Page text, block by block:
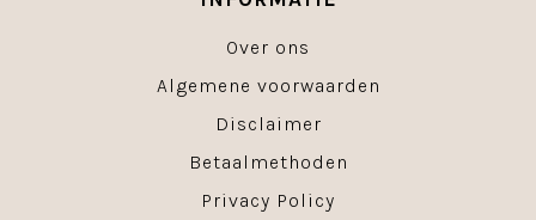
Over ons
Algemene voorwaarden
Disclaimer
Betaalmethoden
Privacy Policy